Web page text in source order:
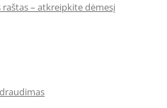
– atkreipkite dėmesį